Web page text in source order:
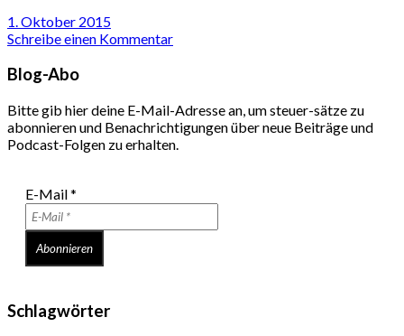
1. Oktober 2015
Schreibe einen Kommentar
Blog-Abo
Bitte gib hier deine E-Mail-Adresse an, um steuer-sätze zu
abonnieren und Benachrichtigungen über neue Beiträge und
Podcast-Folgen zu erhalten.
E-Mail*
Schlagwörter